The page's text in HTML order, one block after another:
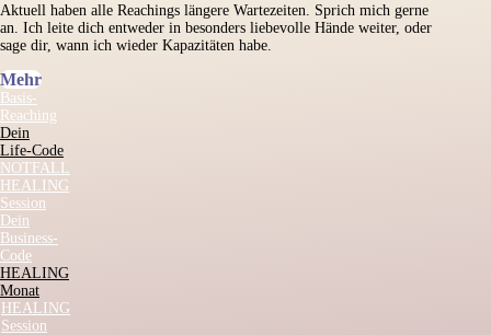
Aktuell haben alle Reachings längere Wartezeiten. Sprich mich gerne
an. Ich leite dich entweder in besonders liebevolle Hände weiter, oder
sage dir, wann ich wieder Kapazitäten habe.
Mehr
Basis-
Reaching
Dein
Life-Code
NOTFALL
HEALING
Session
Dein
Business-
Code
HEALING
Monat
HEALING
Session